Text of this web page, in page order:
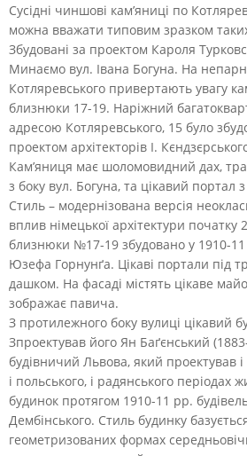
Сусідні чиншові кам’яниці по
можна вважати типовим зразком таких
Збудовані за проектом Кароля
Минаємо вул. Івана Богуна. На
Котляревського привертають увагу
близнюки 17-19. Наріжний
адресою Котляревського, 15 було
проектом архітекторів І.
Кам’яниця має шоломовидний дах,
з боку вул. Богуна, та цікавий портал
Стиль – модернізована версія
вплив німецької архітектури початку
близнюки №17-19 збудовано у 1910-
Юзефа Горнунґа. Цікаві портали під
дашком. На фасаді містять цікаве
зображає павича.
З протилежного боку вулиці цікавий
Зпроектував його Ян Баґєнський
будівничий Львова, який проектував і
і польського, і радянського періодах
будинок протягом 1910-11 рр.
Дембінського. Стиль будинку
геометризованих формах